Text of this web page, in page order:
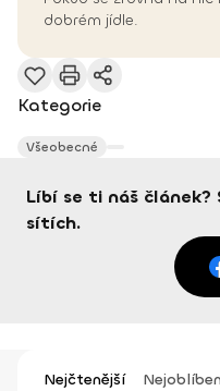
dobrém jídle.
Kategorie
Všeobecné
Líbí se ti náš článek?
sítích.
Nejčtenější